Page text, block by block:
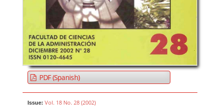
PDF (Spanish)
Issue: Vol. 18 No. 28 (2002)